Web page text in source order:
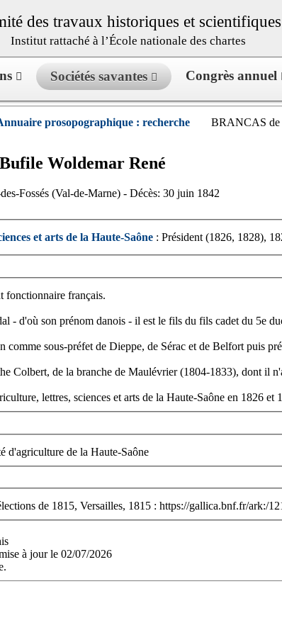
des travaux historiques et scientifiques
Institut rattaché à l’École nationale des chartes
Sociétés savantes Congrès annuel
prosopographique : recherche BRANCAS de
Woldemar René
Fossés (Val-de-Marne) - Décès: 30 juin 1842
et arts de la Haute-Saône : Président (1826, 1828),
fonctionnaire français.
- d'où son prénom danois - il est le fils du fils cadet du 5e
comme sous-préfet de Dieppe, de Sérac et de Belfort puis
Agathe Colbert, de la branche de Maulévrier (1804-1833), dont il
lettres, sciences et arts de la Haute-Saône en 1826 et
d'agriculture de la Haute-Saône
de 1815, Versailles, 1815 : https://gallica.bnf.fr/ark:/
à jour le 02/07/2026